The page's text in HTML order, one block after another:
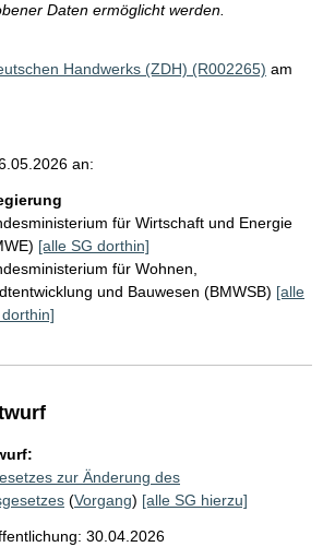
Daten ermöglicht werden.
Handwerks (ZDH) (R002265) am
an:
für Wirtschaft und Energie
[alle SG dorthin]
für Wohnen,
und Bauwesen (BMWSB) [alle
zur Änderung des
(Vorgang) [alle SG hierzu]
30.04.2026